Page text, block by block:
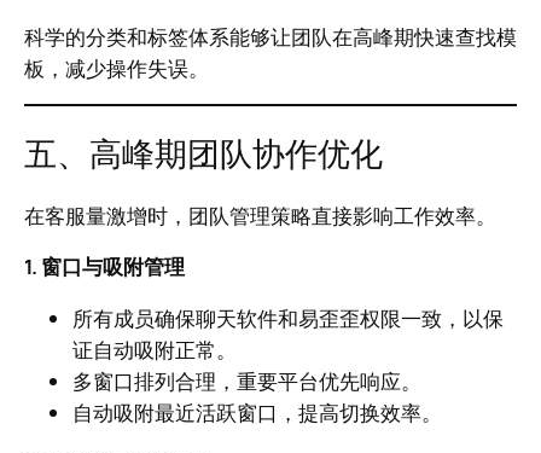
科学的分类和标签体系能够让团队在高峰期快速查找模
板，减少操作失误。
五、高峰期团队协作优化
在客服量激增时，团队管理策略直接影响工作效率。
1. 窗口与吸附管理
所有成员确保聊天软件和易歪歪权限一致，以保
证自动吸附正常。
多窗口排列合理，重要平台优先响应。
自动吸附最近活跃窗口，提高切换效率。